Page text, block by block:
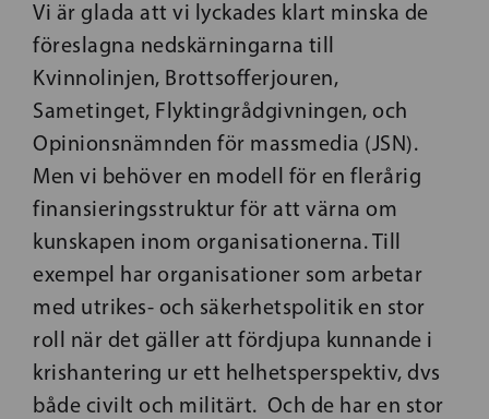
Vi är glada att vi lyckades klart minska de
föreslagna nedskärningarna till
Kvinnolinjen, Brottsofferjouren,
Sametinget, Flyktingrådgivningen, och
Opinionsnämnden för massmedia (JSN).
Men vi behöver en modell för en flerårig
finansieringsstruktur för att värna om
kunskapen inom organisationerna. Till
exempel har organisationer som arbetar
med utrikes- och säkerhetspolitik en stor
roll när det gäller att fördjupa kunnande i
krishantering ur ett helhetsperspektiv, dvs
både civilt och militärt. Och de har en stor